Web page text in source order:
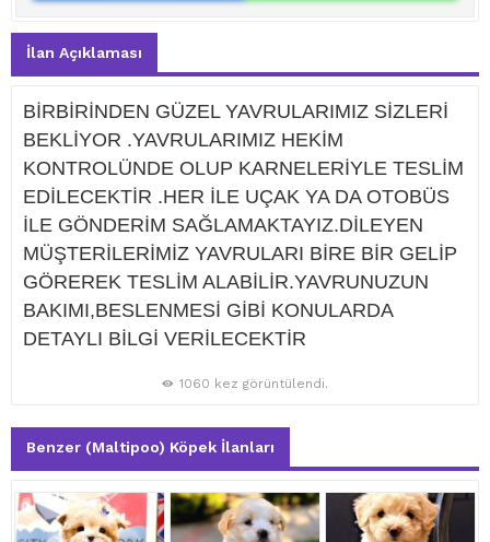
İlan Açıklaması
BİRBİRİNDEN GÜZEL YAVRULARIMIZ SİZLERİ
BEKLİYOR .YAVRULARIMIZ HEKİM
KONTROLÜNDE OLUP KARNELERİYLE TESLİM
EDİLECEKTİR .HER İLE UÇAK YA DA OTOBÜS
İLE GÖNDERİM SAĞLAMAKTAYIZ.DİLEYEN
MÜŞTERİLERİMİZ YAVRULARI BİRE BİR GELİP
GÖREREK TESLİM ALABİLİR.YAVRUNUZUN
BAKIMI,BESLENMESİ GİBİ KONULARDA
DETAYLI BİLGİ VERİLECEKTİR
1060 kez görüntülendi.
Benzer (Maltipoo) Köpek İlanları